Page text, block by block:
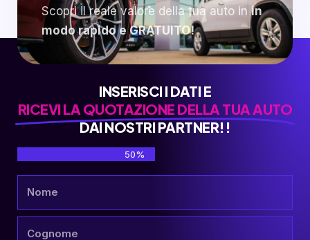
Scopri il reale valore della tua auto inin
modo rapido e GRATUITO!
INSERISCI I DATI E
RICEVI LA QUOTAZIONE DELLA TUA AUTO
DAI NOSTRI PARTNER!!
50%